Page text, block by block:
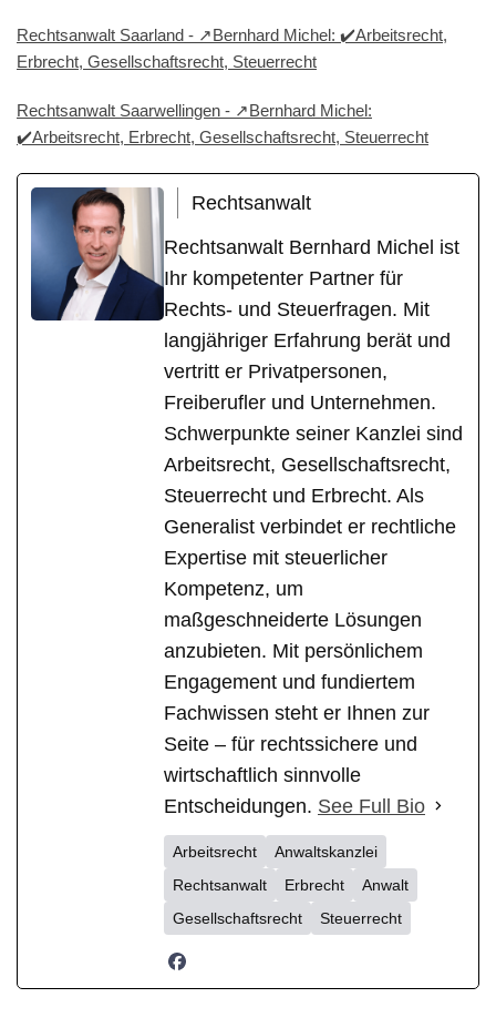
Rechtsanwalt Saarland - ↗️Bernhard Michel: ✔️Arbeitsrecht,
Erbrecht, Gesellschaftsrecht, Steuerrecht
Rechtsanwalt Saarwellingen - ↗️Bernhard Michel:
✔️Arbeitsrecht, Erbrecht, Gesellschaftsrecht, Steuerrecht
Rechtsanwalt
Rechtsanwalt Bernhard Michel ist
Ihr kompetenter Partner für
Rechts- und Steuerfragen. Mit
langjähriger Erfahrung berät und
vertritt er Privatpersonen,
Freiberufler und Unternehmen.
Schwerpunkte seiner Kanzlei sind
Arbeitsrecht, Gesellschaftsrecht,
Steuerrecht und Erbrecht. Als
Generalist verbindet er rechtliche
Expertise mit steuerlicher
Kompetenz, um
maßgeschneiderte Lösungen
anzubieten. Mit persönlichem
Engagement und fundiertem
Fachwissen steht er Ihnen zur
Seite – für rechtssichere und
wirtschaftlich sinnvolle
Entscheidungen. See Full Bio
Arbeitsrecht
Anwaltskanzlei
Rechtsanwalt
Erbrecht
Anwalt
Gesellschaftsrecht
Steuerrecht